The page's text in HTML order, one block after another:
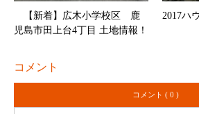
【新着】広木小学校区 鹿
児島市田上台4丁目 土地情報！
2017ハ
コメント
コメント ( 0 )